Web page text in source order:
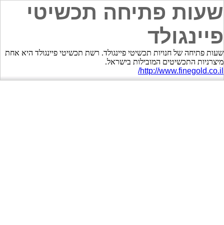
שעות פתיחה תכשיטי
פיינגולד
שעות פתיחה של חנויות תכשיטי פיינגולד. רשת תכשיטי פיינגולד היא אחת
מיצרניות התכשיטים המובילות בישראל.
http://www.finegold.co.il/